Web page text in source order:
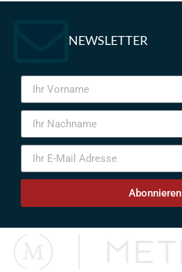
NEWSLETTER
Abonnieren